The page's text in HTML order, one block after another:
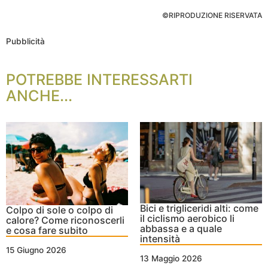
©RIPRODUZIONE RISERVATA
Pubblicità
POTREBBE INTERESSARTI
ANCHE...
Colpo di sole o colpo di
calore? Come riconoscerli
e cosa fare subito
15 Giugno 2026
Bici e trigliceridi alti: come
il ciclismo aerobico li
abbassa e a quale
intensità
13 Maggio 2026